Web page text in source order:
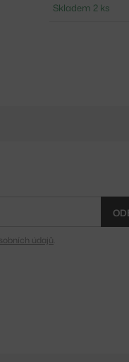
Skladem 2 ks
údajů